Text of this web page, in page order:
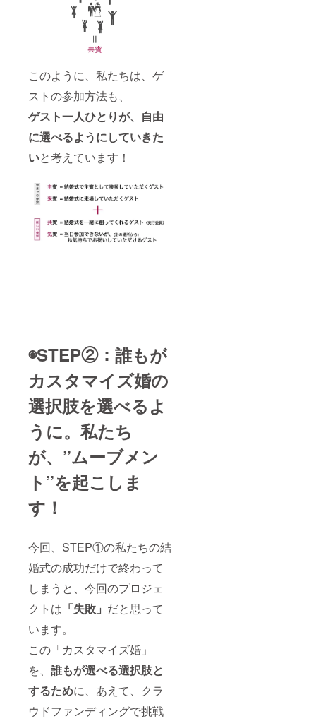
このように、私たちは、ゲ
ストの参加方法も、
ゲスト一人ひとりが、自由
に選べるようにしていきた
いと考えています！
◉STEP②： 誰もが
カスタマイズ婚の
選択肢を選べるよ
うに。 私たち
が、”ムーブメン
ト”を起こしま
す！
今回、STEP①の私たちの結
婚式の成功だけで終わって
しまうと、今回のプロジェ
クトは 「失敗」 だと思って
います。
この「カスタマイズ婚」
を、 誰もが選べる選択肢と
するために、あえて、クラ
ウドファンディングで挑戦